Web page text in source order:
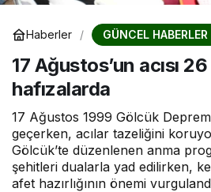
Haberler GÜNCEL HABERLER
17 Ağustos’un acısı
hafızalarda
17 Ağustos 1999 Gölcük
geçerken, acılar tazeliğini
Gölcük’te düzenlenen anma
şehitleri dualarla yad edilirken,
afet hazırlığının önemi